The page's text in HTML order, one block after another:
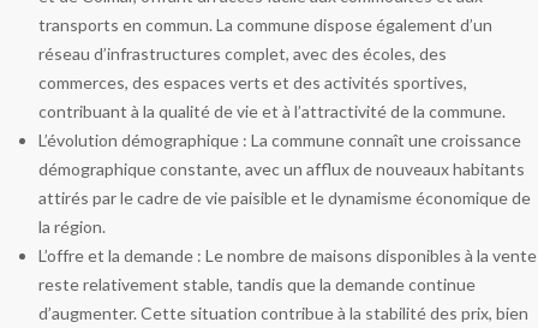
transports en commun. La commune dispose également d’un
réseau d’infrastructures complet, avec des écoles, des
commerces, des espaces verts et des activités sportives,
contribuant à la qualité de vie et à l’attractivité de la commune.
L’évolution démographique : La commune connaît une croissance
démographique constante, avec un afflux de nouveaux habitants
attirés par le cadre de vie paisible et le dynamisme économique de
la région.
L’offre et la demande : Le nombre de maisons disponibles à la vente
reste relativement stable, tandis que la demande continue
d’augmenter. Cette situation contribue à la stabilité des prix, bien